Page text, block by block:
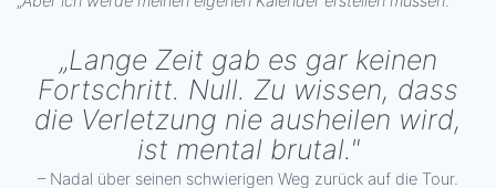
„Lange Zeit gab es gar keinen
Fortschritt. Null. Zu wissen, dass
die Verletzung nie ausheilen wird,
ist mental brutal."
– Nadal über seinen schwierigen Weg zurück auf die Tour.